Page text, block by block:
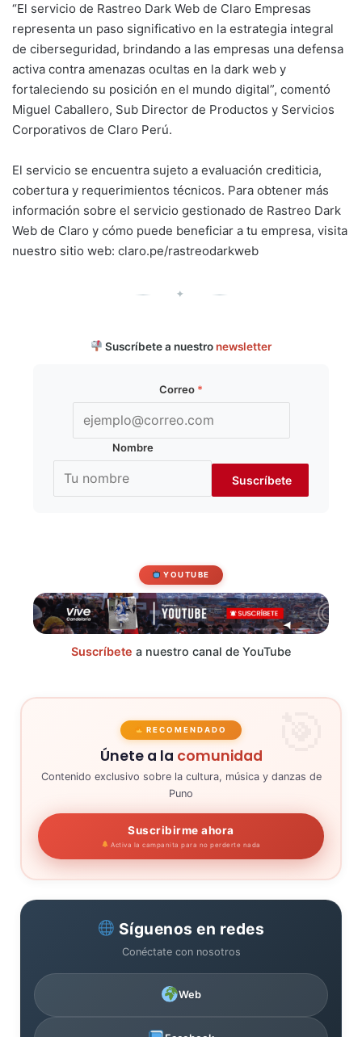
“El servicio de Rastreo Dark Web de Claro Empresas
representa un paso significativo en la estrategia integral
de ciberseguridad, brindando a las empresas una defensa
activa contra amenazas ocultas en la dark web y
fortaleciendo su posición en el mundo digital”, comentó
Miguel Caballero, Sub Director de Productos y Servicios
Corporativos de Claro Perú.
El servicio se encuentra sujeto a evaluación crediticia,
cobertura y requerimientos técnicos. Para obtener más
información sobre el servicio gestionado de Rastreo Dark
Web de Claro y cómo puede beneficiar a tu empresa, visita
nuestro sitio web: claro.pe/rastreodarkweb
✦
Suscríbete a nuestro newsletter
Correo *
Nombre
YOUTUBE
Suscríbete a nuestro canal de YouTube
RECOMENDADO
Únete a la comunidad
Contenido exclusivo sobre la cultura, música y danzas de
Puno
Suscribirme ahora
Activa la campanita para no perderte nada
Síguenos en redes
Conéctate con nosotros
Web